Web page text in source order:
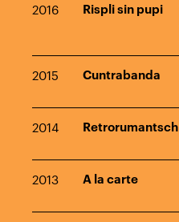
2016 Rispli sin pupi
2015 Cuntrabanda
2014 Retrorumantsch
2013 A la carte